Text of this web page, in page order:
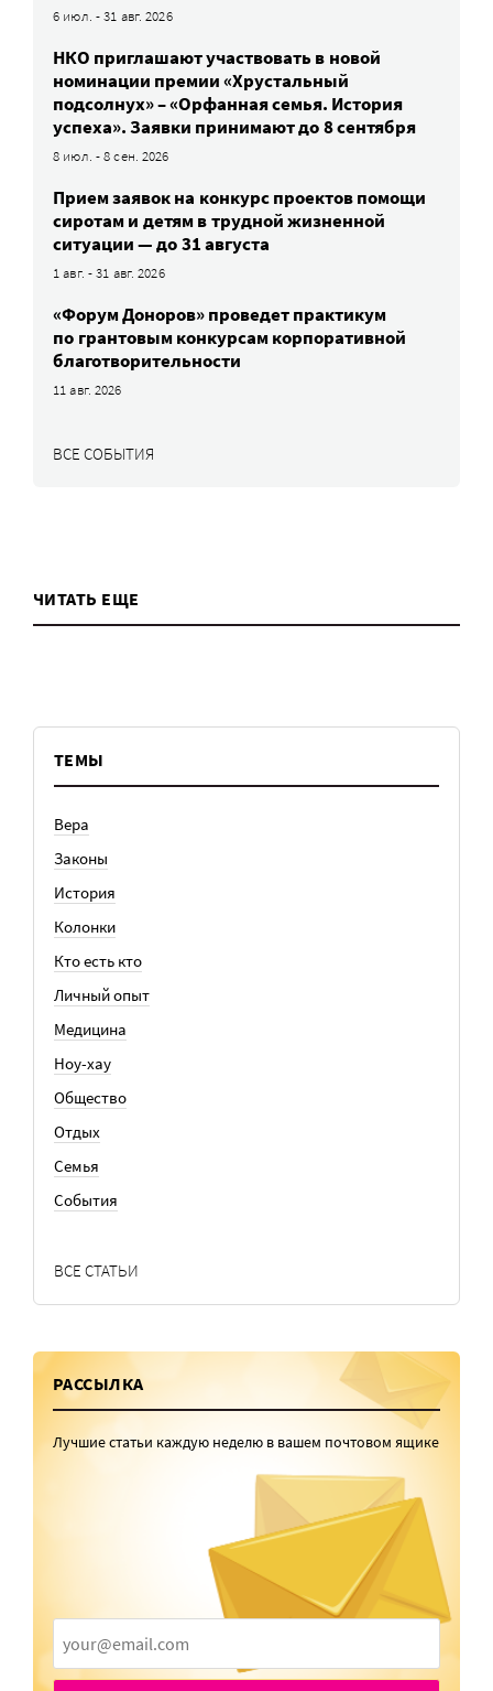
6 июл. - 31 авг. 2026
НКО приглашают участвовать в новой
номинации премии «Хрустальный
подсолнух» – «Орфанная семья. История
успеха». Заявки принимают до 8 сентября
8 июл. - 8 сен. 2026
Прием заявок на конкурс проектов помощи
сиротам и детям в трудной жизненной
ситуации — до 31 августа
1 авг. - 31 авг. 2026
«Форум Доноров» проведет практикум
по грантовым конкурсам корпоративной
благотворительности
11 авг. 2026
ВСЕ СОБЫТИЯ
ЧИТАТЬ ЕЩЕ
ТЕМЫ
Вера
Законы
История
Колонки
Кто есть кто
Личный опыт
Медицина
Ноу-хау
Общество
Отдых
Семья
События
ВСЕ СТАТЬИ
РАССЫЛКА
Лучшие статьи каждую неделю в вашем почтовом ящике